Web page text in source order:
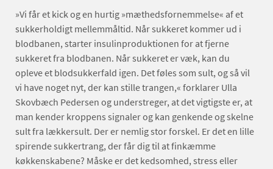
»Vi får et kick og en hurtig »mæthedsfornemmelse« af et
sukkerholdigt mellemmåltid. Når sukkeret kommer ud i
blodbanen, starter insulinproduktionen for at fjerne
sukkeret fra blodbanen. Når sukkeret er væk, kan du
opleve et blodsukkerfald igen. Det føles som sult, og så vil
vi have noget nyt, der kan stille trangen,« forklarer Ulla
Skovbæch Pedersen og understreger, at det vigtigste er, at
man kender kroppens signaler og kan genkende og skelne
sult fra lækkersult. Der er nemlig stor forskel. Er det en lille
spirende sukkertrang, der får dig til at finkæmme
køkkenskabene? Måske er det kedsomhed, stress eller